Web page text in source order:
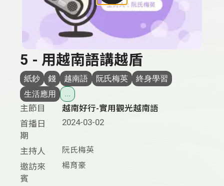
5 - 用越南語講越盾
紙鈔 錢 越南語 阮氏梅英
終身學習
生活應用
...
主節目
越南好行-實用觀光越南語
首播日
期
2024-03-02
主持人 阮氏梅英
邀訪來
賓
楊育豪